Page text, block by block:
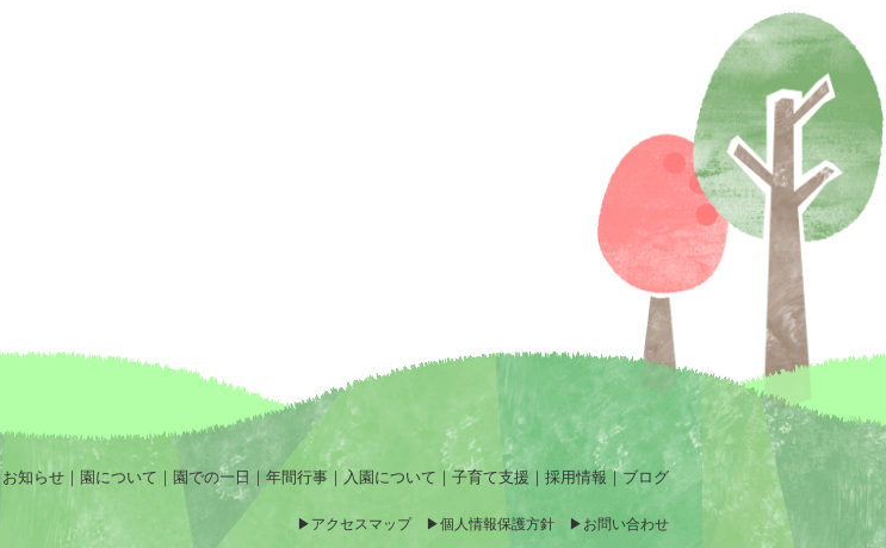
お知らせ ｜ 園について ｜ 園での一日 ｜ 年間行事 ｜ 入園について ｜ 子育て支援 ｜ 採用情報 ｜ブログ
アクセスマップ 個人情報保護方針 お問い合わせ